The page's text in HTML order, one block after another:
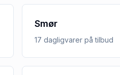
Smør
17 dagligvarer på tilbud